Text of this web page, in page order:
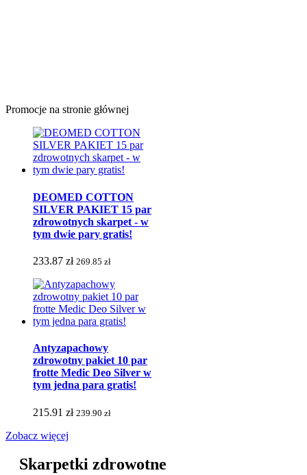
Promocje na stronie głównej
DEOMED COTTON
SILVER PAKIET 15 par
zdrowotnych skarpet - w
tym dwie pary gratis!
233.87 zł 269.85 zł
Antyzapachowy
zdrowotny pakiet 10 par
frotte Medic Deo Silver w
tym jedna para gratis!
215.91 zł 239.90 zł
Zobacz więcej
Skarpetki zdrowotne